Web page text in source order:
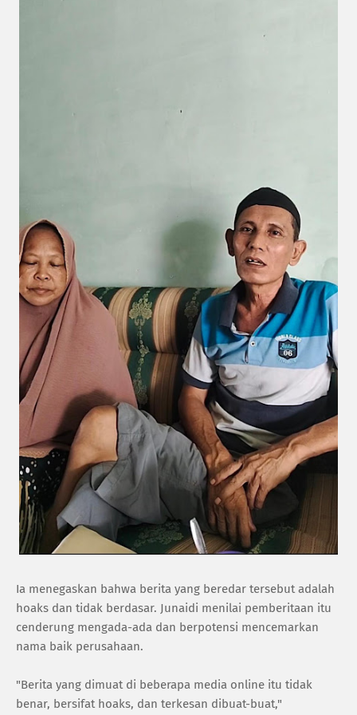
Ia menegaskan bahwa berita yang beredar tersebut adalah
hoaks dan tidak berdasar. Junaidi menilai pemberitaan itu
cenderung mengada-ada dan berpotensi mencemarkan
nama baik perusahaan.
"Berita yang dimuat di beberapa media online itu tidak
benar, bersifat hoaks, dan terkesan dibuat-buat,"